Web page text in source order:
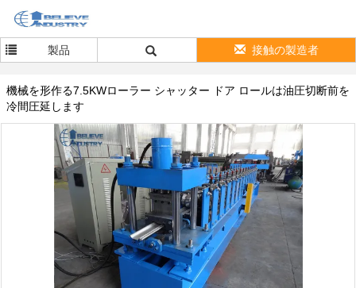
製品 接触の製造者
機械を形作る7.5KWローラー シャッター ドア ロールは油圧切断前を
冷間圧延します